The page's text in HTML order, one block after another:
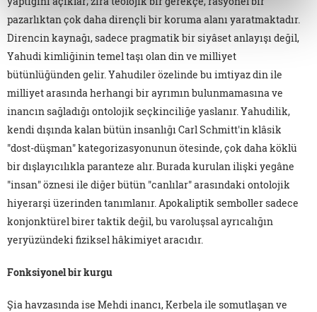
pazarlıktan çok daha dirençli bir koruma alanı yaratmaktadır.
Direncin kaynağı, sadece pragmatik bir siyâset anlayışı değil,
Yahudi kimliğinin temel taşı olan din ve milliyet
bütünlüğünden gelir. Yahudiler özelinde bu imtiyaz din ile
milliyet arasında herhangi bir ayrımın bulunmamasına ve
inancın sağladığı ontolojik seçkinciliğe yaslanır. Yahudilik,
kendi dışında kalan bütün insanlığı Carl Schmitt'in klâsik
"dost-düşman" kategorizasyonunun ötesinde, çok daha köklü
bir dışlayıcılıkla paranteze alır. Burada kurulan ilişki yegâne
"insan" öznesi ile diğer bütün "canlılar" arasındaki ontolojik
hiyerarşi üzerinden tanımlanır. Apokaliptik semboller sadece
konjonktürel birer taktik değil, bu varoluşsal ayrıcalığın
yeryüzündeki fiziksel hâkimiyet aracıdır.
Fonksiyonel bir kurgu
Şia havzasında ise Mehdi inancı, Kerbela ile somutlaşan ve